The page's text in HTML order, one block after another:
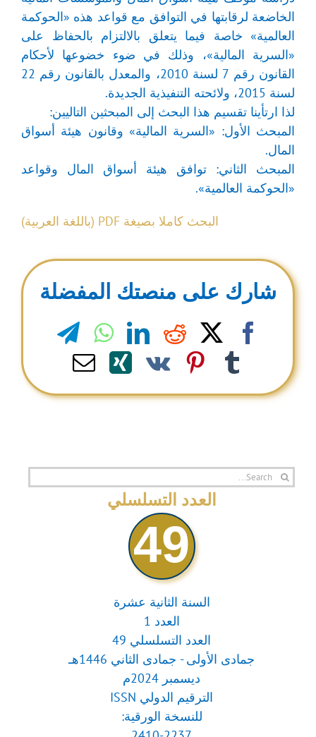
الخاضعة لرقابتها في التوافق مع قواعد هذه «الحوكمة
العالمية» خاصة فيما يتعلق بالالتزام بالحفاظ على
«السرية المالية»، وذلك في ضوء خضوعها لأحكام
القانون رقم 7 لسنة 2010، والمعدل بالقانون رقم 22
لسنة 2015، ولائحته التنفيذية الجديدة.
لذا ارتأينا تقسيم هذا البحث إلى المبحثين التاليين:
المبحث الأول: «السرية المالية» وقانون هيئة أسواق
المال.
المبحث الثاني: توافق هيئة أسواق المال وقواعد
«الحوكمة العالمية».
البحث كاملا بصيغة PDF (باللغة العربية)
شارك على منصتك المفضلة
Facebook
X
Reddit
LinkedIn
Tumblr
Pinterest
Vk
Xing
Email
Search
العدد التسلسلي
49
السنة الثانية عشرة
العدد 1
العدد التسلسلي 49
جمادى الأولى - جمادى الثاني 1446هـ
ديسمبر 2024م
الترقيم الدولي ISSN
للنسخة الورقية: